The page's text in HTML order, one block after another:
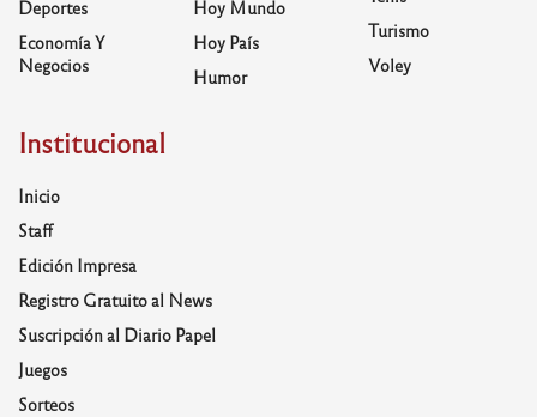
Deportes
Economía Y
Negocios
Hoy Mundo
Hoy País
Humor
Turismo
Voley
Institucional
Inicio
Staff
Edición Impresa
Registro Gratuito al News
Suscripción al Diario Papel
Juegos
Sorteos